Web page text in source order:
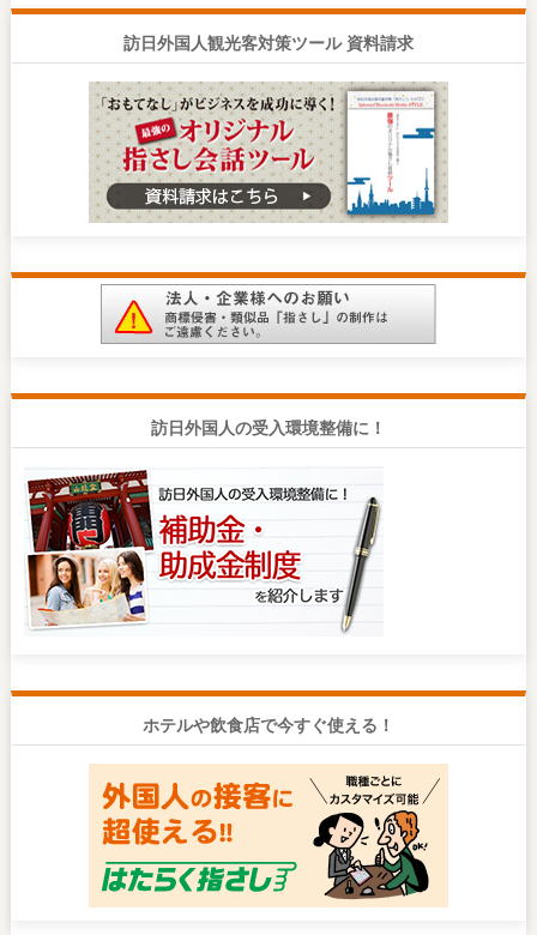
訪日外国人観光客対策ツール 資料請求
訪日外国人の受入環境整備に！
ホテルや飲食店で今すぐ使える！